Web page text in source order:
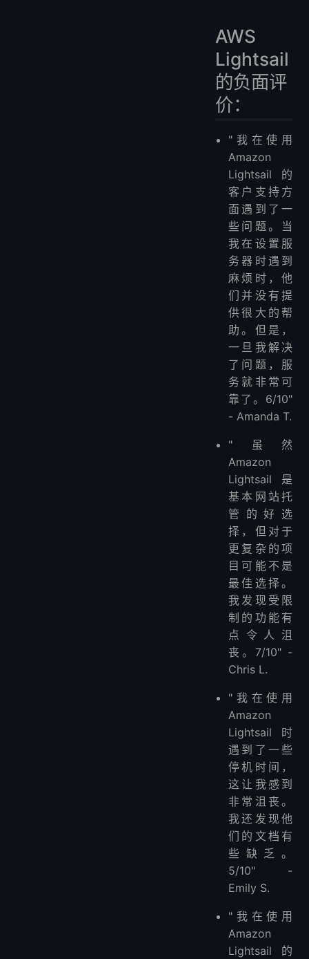
AWS
Lightsail
的负面评
价：
"我在使用
Amazon
Lightsail的
客户支持方
面遇到了一
些问题。当
我在设置服
务器时遇到
麻烦时，他
们并没有提
供很大的帮
助。但是，
一旦我解决
了问题，服
务就非常可
靠了。6/10"
- Amanda T.
"虽然
Amazon
Lightsail是
基本网站托
管的好选
择，但对于
更复杂的项
目可能不是
最佳选择。
我发现受限
制的功能有
点令人沮
丧。7/10" -
Chris L.
"我在使用
Amazon
Lightsail时
遇到了一些
停机时间，
这让我感到
非常沮丧。
我还发现他
们的文档有
些缺乏。
5/10" -
Emily S.
"我在使用
Amazon
Lightsail的